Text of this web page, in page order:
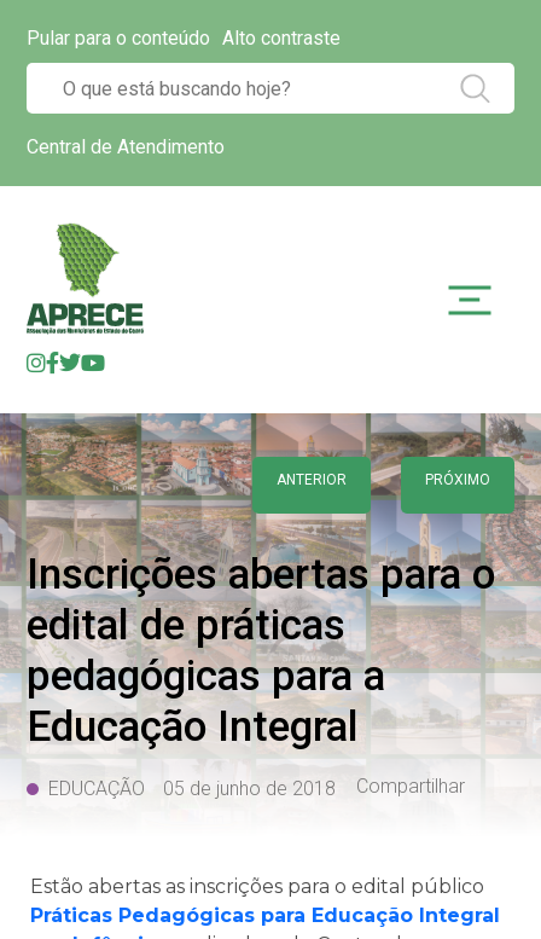
Pular para o conteúdo Alto contraste
Central de Atendimento
ANTERIOR PRÓXIMO
Inscrições abertas para o
edital de práticas
pedagógicas para a
Educação Integral
EDUCAÇÃO 05 de junho de 2018 Compartilhar
Estão abertas as inscrições para o edital público
Práticas Pedagógicas para Educação Integral